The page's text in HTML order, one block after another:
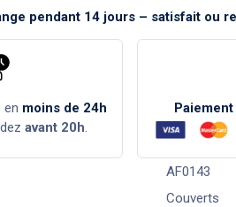
pendant 14 jours – satisfait ou
en moins de 24h
avant 20h.
AF0143
Couverts